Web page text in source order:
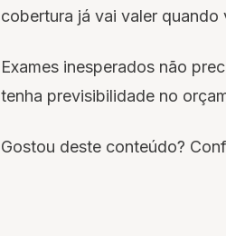
cobertura já vai valer quando
Exames inesperados não
tenha previsibilidade no
Gostou deste conteúdo?